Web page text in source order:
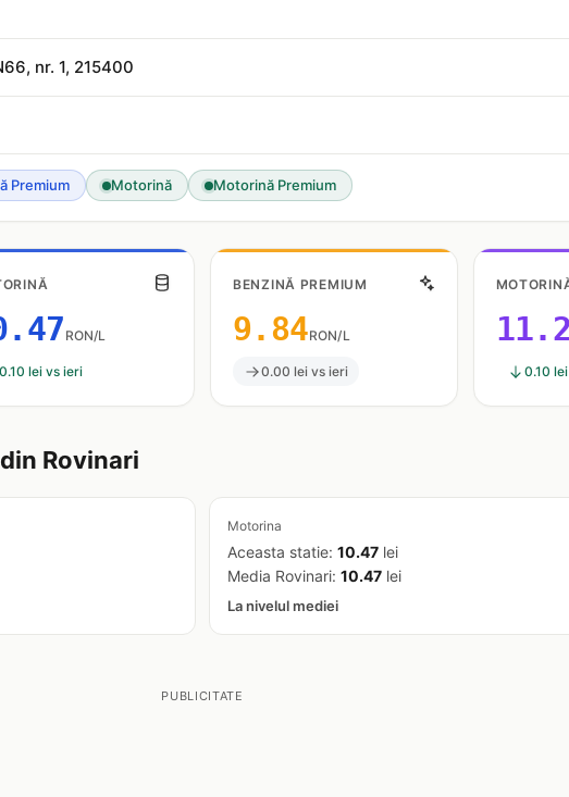
nr. 1, 215400
Premium Motorină Motorină Premium
RON/L
0.10 lei vs ieri
BENZINĂ PREMIUM
9.84RON/L
0.00 lei vs ieri 0.10
Rovinari
Motorina
Aceasta statie: 10.47 lei
Media Rovinari: 10.47 lei
La nivelul mediei
PUBLICITATE